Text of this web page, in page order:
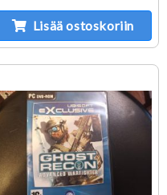
Lisää ostoskoriin